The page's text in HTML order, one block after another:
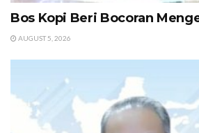
Bos Kopi Beri Bocoran
AUGUST 5, 2026